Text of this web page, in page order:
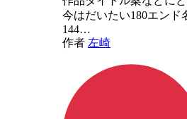
今はだいたい180エンド
144…
作者 左崎